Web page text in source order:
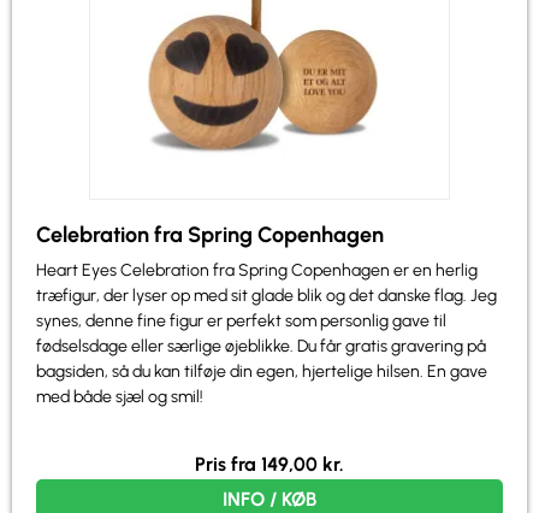
Celebration fra Spring Copenhagen
Heart Eyes Celebration fra Spring Copenhagen er en herlig
træfigur, der lyser op med sit glade blik og det danske flag. Jeg
synes, denne fine figur er perfekt som personlig gave til
fødselsdage eller særlige øjeblikke. Du får gratis gravering på
bagsiden, så du kan tilføje din egen, hjertelige hilsen. En gave
med både sjæl og smil!
Pris fra 149,00 kr.
INFO / KØB